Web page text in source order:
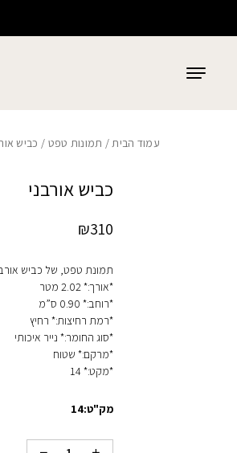
עמוד הבית/ תמונות טפט / כביש
כביש אורבני
₪310
תמונת טפט, של כביש
*אורך:* 2.02 מטר
*רוחב:* 0.90 ס”מ
*רמת רחיצות:* רחיץ
*סוג החומר:* נייר איכותי
*מרקם:* שטוח
*מקט:* 14
מק"ט:14